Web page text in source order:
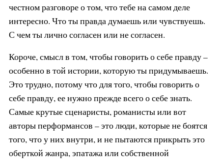
честном разговоре о том, что тебе на самом деле
интересно. Что ты правда думаешь или чувствуешь.
С чем ты лично согласен или не согласен.
Короче, смысл в том, чтобы говорить о себе правду –
особенно в той истории, которую ты придумываешь.
Это трудно, потому что для того, чтобы говорить о
себе правду, ее нужно прежде всего о себе знать.
Самые крутые сценаристы, романисты или вот
авторы перформансов – это люди, которые не боятся
того, что у них внутри, и не пытаются прикрыть это
оберткой жанра, эпатажа или собственной